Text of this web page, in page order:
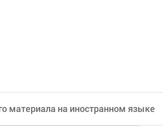
материала на иностранном языке